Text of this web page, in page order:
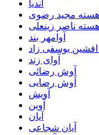
آندیا
آهسته مجید رضوی
آهسته ناصر زینعلی
آوامهر بند
افشین یوسفی زاد
آوای زند
آوش رضائی
آوش رضایی
آویش
آوین
آیان
آیان شجاعی